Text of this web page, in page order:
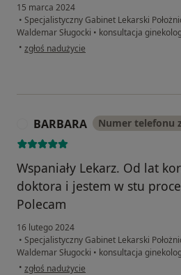
15 marca 2024
• Specjalistyczny Gabinet Lekarski
Waldemar Sługocki • konsultacja
• w opinii użytkownika Karolina Stawowa
zgłoś nadużycie
BARBARA Numer telefonu
Wspaniały Lekarz. Od lat
doktora i jestem w stu
Polecam
16 lutego 2024
• Specjalistyczny Gabinet Lekarski
Waldemar Sługocki • konsultacja
• w opinii użytkownika BARBARA
zgłoś nadużycie